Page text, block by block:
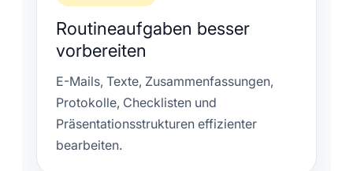
Routineaufgaben besser
vorbereiten
E-Mails, Texte, Zusammenfassungen,
Protokolle, Checklisten und
Präsentationsstrukturen effizienter
bearbeiten.